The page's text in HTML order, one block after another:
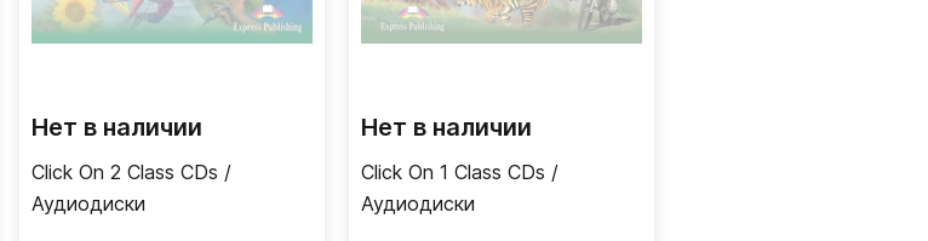
Нет в наличии
Click On 2 Class CDs /
Аудиодиски
Нет в наличии
Click On 1 Class CDs /
Аудиодиски